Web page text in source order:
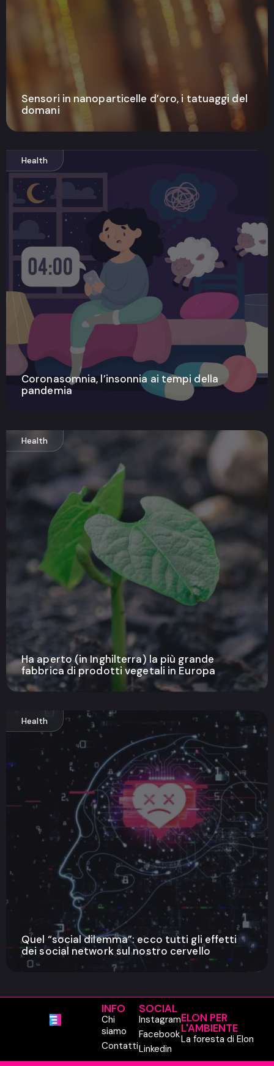
Sensori in nanoparticelle d’oro, i tatuaggi del
domani
Health
Coronasomnia, l’insonnia ai tempi della
pandemia
Health
Ha aperto (in Inghilterra) la più grande
fabbrica di prodotti vegetali in Europa
Health
Quel “social dilemma”: ecco tutti gli effetti
dei social network sul nostro cervello
INFO
Chi
siamo
Contatti
SOCIAL
Instagram
Facebook
Linkedin
ELON PER
L'AMBIENTE
La foresta di Elon